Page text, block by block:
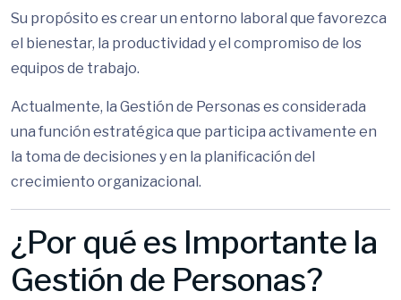
Su propósito es crear un entorno laboral que favorezca
el bienestar, la productividad y el compromiso de los
equipos de trabajo.
Actualmente, la Gestión de Personas es considerada
una función estratégica que participa activamente en
la toma de decisiones y en la planificación del
crecimiento organizacional.
¿Por qué es Importante la
Gestión de Personas?